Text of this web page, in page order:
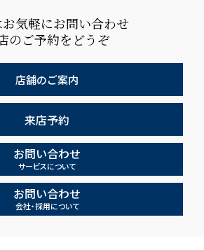
お気軽にお問い合わせ
のご予約をどうぞ
店舗のご案内
来店予約
お問い合わせ
サービスについて
お問い合わせ
会社・採用について